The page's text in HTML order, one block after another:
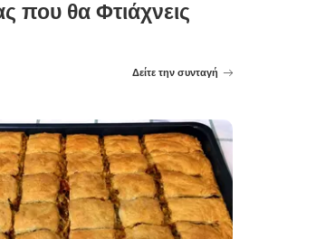
που θα Φτιάχνεις
Δείτε την συνταγή